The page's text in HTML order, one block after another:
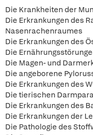
Die Krankheiten der
Die Erkrankungen des
Nasenrachenraumes
Die Erkrankungen des
Die
Die Magen- und
Die angeborene
Die Erkrankungen des
Die tierischen
Die Erkrankungen des
Die Erkrankungen der
Die Pathologie des